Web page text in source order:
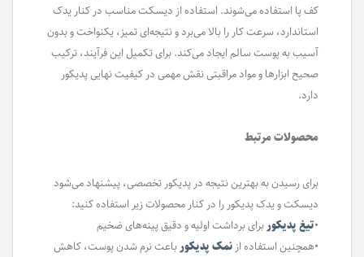
کف پا استفاده می‌شوند. استفاده از دیسکت مناسب در کنار یدک
استاندارد، سرعت کار را بالا می‌برد و نتیجه‌ای تمیز، یکنواخت و بدون
آسیب به پوست سالم ایجاد می‌کند. برای تکمیل این فرآیند، ترکیب
صحیح ابزارها و مواد مراقبتی نقش مهمی در کیفیت نهایی پدیکور
دارد.
محصولات مرتبط
برای رسیدن به بهترین نتیجه در پدیکور تخصصی، پیشنهاد می‌شود
دیسکت و یدک پدیکور را در کنار محصولات زیر استفاده کنید:
•تیغ پدیکوربرای برداشت اولیه و دقیق پینه‌های ضخیم
•همچنین استفاده از نمک پدیکورباعث نرم شدن پوست، کاهش